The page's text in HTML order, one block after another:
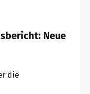
Neue
die